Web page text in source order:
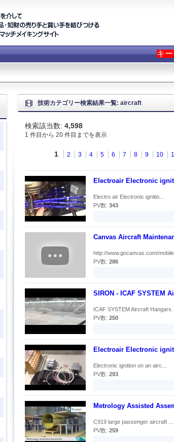
キ
技術カテゴリー検索結果一覧: aircraft
検索該当数: 4,598
1 件目から 20 件目までを表示
1 2 3 4 5 6 7 8 9 10
Electroair Electronic
Electro air Electronic ignitio...
PV数: 343
Canvas Aircraft
http://www.gocanvas.com/
PV数: 286
SIRON - ICAF SYSTEM
ICAF SYSTEM Aircraft Hangars.
PV数: 250
Electroair Electronic
Electronic ignition on an airc...
PV数: 293
Metrology Assisted
C919 large passenger aircraft ...
PV数: 259